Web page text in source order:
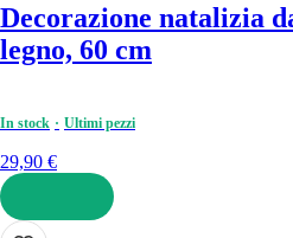
Decorazione natalizia
legno, 60 cm
In stock Ultimi pezzi
29,90 €
AGGIUNGI